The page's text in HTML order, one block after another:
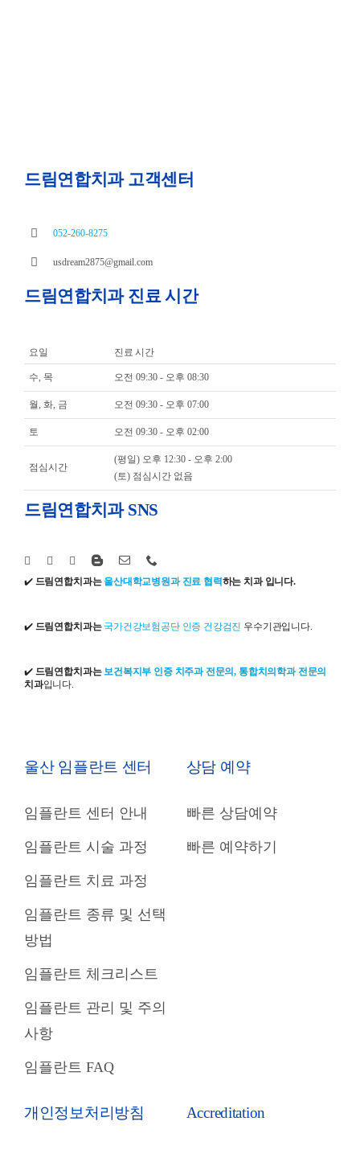
드림연합치과 고객센터
052-260-8275
usdream2875@gmail.com
드림연합치과 진료 시간
요일 진료 시간
수, 목 오전 09:30 - 오후 08:30
월, 화, 금 오전 09:30 - 오후 07:00
토 오전 09:30 - 오후 02:00
점심시간
(평일) 오후 12:30 - 오후 2:00
(토) 점심시간 없음
드림연합치과 SNS
✔️ 드림연합치과는 울산대학교병원과 진료 협력하는 치과 입니다.
✔️ 드림연합치과는 국가건강보험공단 인증 건강검진 우수기관입니다.
✔️ 드림연합치과는보건복지부 인증 치주과 전문의, 통합치의학과 전문의
치과입니다.
울산 임플란트 센터
임플란트 센터 안내
임플란트 시술 과정
임플란트 치료 과정
임플란트 종류 및 선택
방법
임플란트 체크리스트
임플란트 관리 및 주의
사항
임플란트 FAQ
상담 예약
빠른 상담예약
빠른 예약하기
개인정보처리방침 Accreditation